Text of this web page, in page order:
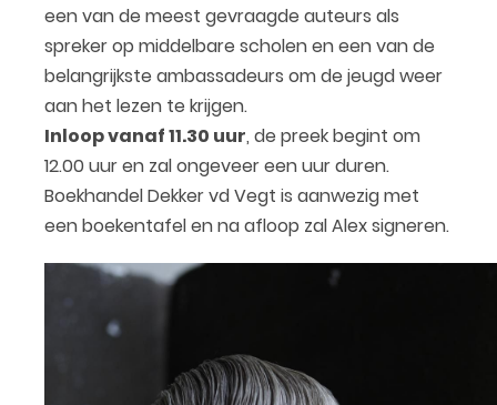
een van de meest gevraagde auteurs als
spreker op middelbare scholen en een van de
belangrijkste ambassadeurs om de jeugd weer
aan het lezen te krijgen.
Inloop vanaf 11.30 uur, de preek begint om
12.00 uur en zal ongeveer een uur duren.
Boekhandel Dekker vd Vegt is aanwezig met
een boekentafel en na afloop zal Alex signeren.